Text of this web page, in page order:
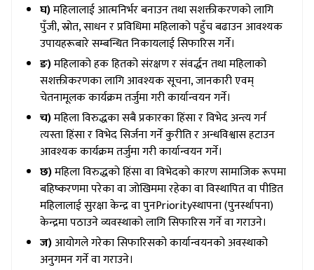
घ)महिलालाई आत्मनिर्भर बनाउन तथा सशक्तीकरणको लागि
पुँजी, स्रोत, साधन र प्रविधिमा महिलाको पहुँच बढाउन आवश्यक
उपायहरूबारे सम्बन्धित निकायलाई सिफारिस गर्ने।
ङ)महिलाको हक हितको संरक्षण र संवर्द्धन तथा महिलाको
सशक्तीकरणका लागि आवश्यक सूचना, जानकारी एवम्
चेतनामूलक कार्यक्रम तर्जुमा गरी कार्यान्वयन गर्ने।
च)महिला विरुद्धका सबै प्रकारका हिंसा र विभेद अन्त्य गर्न
त्यस्ता हिंसा र विभेद सिर्जना गर्ने कुरीति र अन्धविश्वास हटाउन
आवश्यक कार्यक्रम तर्जुमा गरी कार्यान्वयन गर्ने।
छ)महिला विरुद्धको हिंसा वा विभेदको कारण सामाजिक रूपमा
बहिष्करणमा परेका वा जोखिममा रहेका वा विस्थापित वा पीडित
महिलालाई सुरक्षा केन्द्र वा पुनPriorityस्थापना (पुनर्स्थापना)
केन्द्रमा पठाउने व्यवस्थाको लागि सिफारिस गर्ने वा गराउने।
ज)आयोगले गरेका सिफारिसको कार्यान्वयनको अवस्थाको
अनुगमन गर्ने वा गराउने।